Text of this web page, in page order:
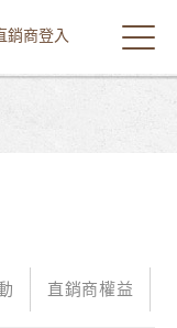
銷商登入
選
單
直銷商權益